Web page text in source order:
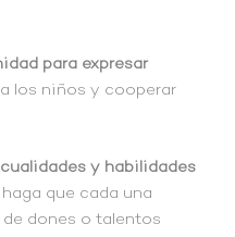
para expresar
los niños y cooperar
y habilidades
haga que cada una
de dones o talentos